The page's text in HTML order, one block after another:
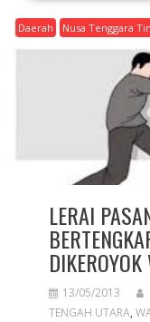
Daerah Nusa Tenggara
LERAI
13/05/2013
TENGAH UTARA,